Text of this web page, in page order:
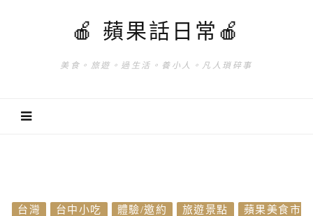
🍎 蘋果話日常🍎
美食。旅遊。過生活。養小人。凡人瑣碎事
台灣 台中小吃 體驗/邀約 旅遊景點
蘋果美食市